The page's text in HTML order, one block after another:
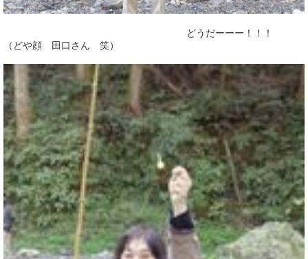
どうだーーー！！！
（どや顔 田口さん 笑）